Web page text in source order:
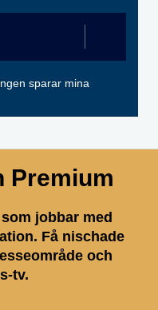
sparar mina
Premium
jobbar med
Få nischade
och
tv.